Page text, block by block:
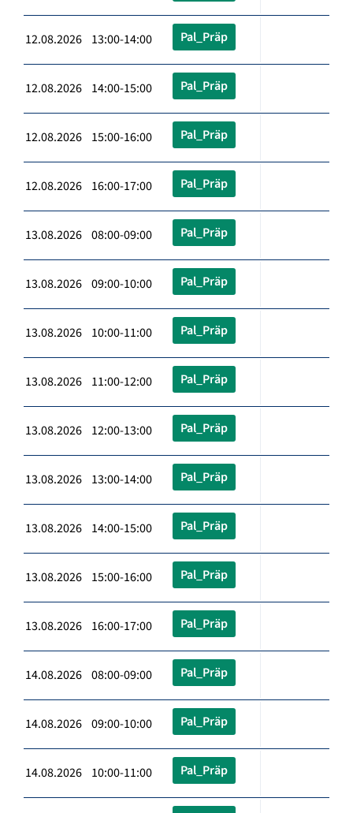
12.08.2026 13:00-14:00 Pal_Präp
12.08.2026 14:00-15:00 Pal_Präp
12.08.2026 15:00-16:00 Pal_Präp
12.08.2026 16:00-17:00 Pal_Präp
13.08.2026 08:00-09:00 Pal_Präp
13.08.2026 09:00-10:00 Pal_Präp
13.08.2026 10:00-11:00 Pal_Präp
13.08.2026 11:00-12:00 Pal_Präp
13.08.2026 12:00-13:00 Pal_Präp
13.08.2026 13:00-14:00 Pal_Präp
13.08.2026 14:00-15:00 Pal_Präp
13.08.2026 15:00-16:00 Pal_Präp
13.08.2026 16:00-17:00 Pal_Präp
14.08.2026 08:00-09:00 Pal_Präp
14.08.2026 09:00-10:00 Pal_Präp
14.08.2026 10:00-11:00 Pal_Präp